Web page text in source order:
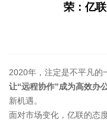
荣：亿
2020年，注定是不平凡的
让“远程协作”成为高效办
新机遇。
面对市场变化，亿联的态